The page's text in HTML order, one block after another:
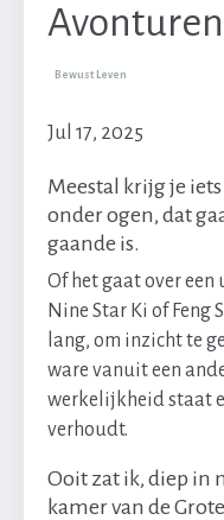
Bewust Leven
Jul 17, 2025
Meestal krijg je
onder ogen, dat
gaande is.
Of het gaat over
Nine Star Ki of Feng
lang, om inzicht te
ware vanuit een
werkelijkheid staat
verhoudt.
Ooit zat ik, diep in
kamer van de